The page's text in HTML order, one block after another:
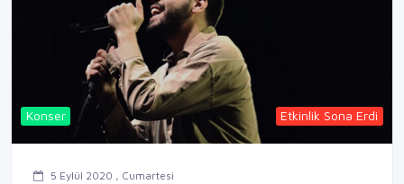
Konser Etkinlik Sona Erdi
5 Eylül 2020 , Cumartesi